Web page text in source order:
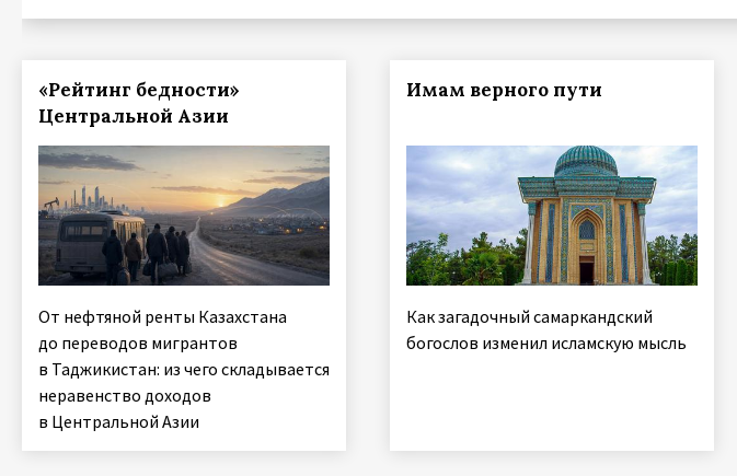
«Рейтинг бедности»
Центральной Азии
От нефтяной ренты Казахстана
до переводов мигрантов
в Таджикистан: из чего складывается
неравенство доходов
в Центральной Азии
Имам верного пути
Как загадочный самаркандский
богослов изменил исламскую мысль